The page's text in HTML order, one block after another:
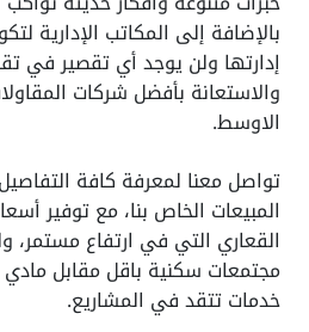
بالإضافة إلى المكاتب الإدارية
إدارتها ولن يوجد أي تقصير في
والاستعانة بأفضل شركات
الاوسط.
تواصل معنا لمعرفة كافة
المبيعات الخاص بنا، مع توفير
القعاري التي في ارتفاع
مجتمعات سكنية باقل مقابل
خدمات تتقد في المشاريع.